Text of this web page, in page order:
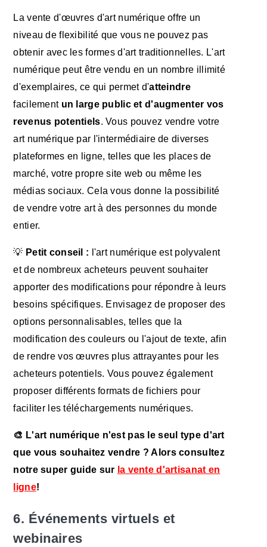
La vente d'œuvres d'art numérique offre un
niveau de flexibilité que vous ne pouvez pas
obtenir avec les formes d'art traditionnelles. L'art
numérique peut être vendu en un nombre illimité
d'exemplaires, ce qui permet d'atteindre
facilement un large public et d'augmenter vos
revenus potentiels. Vous pouvez vendre votre
art numérique par l'intermédiaire de diverses
plateformes en ligne, telles que les places de
marché, votre propre site web ou même les
médias sociaux. Cela vous donne la possibilité
de vendre votre art à des personnes du monde
entier.
💡 Petit conseil : l'art numérique est polyvalent
et de nombreux acheteurs peuvent souhaiter
apporter des modifications pour répondre à leurs
besoins spécifiques. Envisagez de proposer des
options personnalisables, telles que la
modification des couleurs ou l'ajout de texte, afin
de rendre vos œuvres plus attrayantes pour les
acheteurs potentiels. Vous pouvez également
proposer différents formats de fichiers pour
faciliter les téléchargements numériques.
🎨 L'art numérique n'est pas le seul type d'art
que vous souhaitez vendre ? Alors consultez
notre super guide sur la vente d'artisanat en
ligne!
6. Événements virtuels et
webinaires